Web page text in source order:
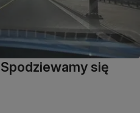
się